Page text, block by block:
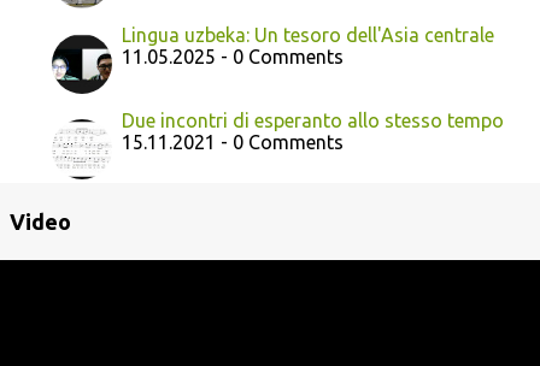
Lingua uzbeka: Un tesoro dell'Asia centrale
11.05.2025 - 0 Comments
Due incontri di esperanto allo stesso tempo
15.11.2021 - 0 Comments
Video